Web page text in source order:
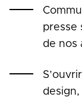
presse
de nos